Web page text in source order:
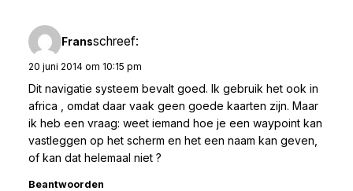
Fransschreef:
20 juni 2014 om 10:15 pm
Dit navigatie systeem bevalt goed. Ik gebruik het ook in
africa , omdat daar vaak geen goede kaarten zijn. Maar
ik heb een vraag: weet iemand hoe je een waypoint kan
vastleggen op het scherm en het een naam kan geven,
of kan dat helemaal niet ?
Beantwoorden